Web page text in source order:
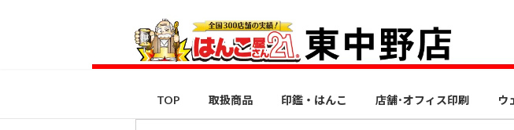
ス
ン
TOP 取扱商品 印鑑・はんこ 店舗･オフィス印刷 ウ